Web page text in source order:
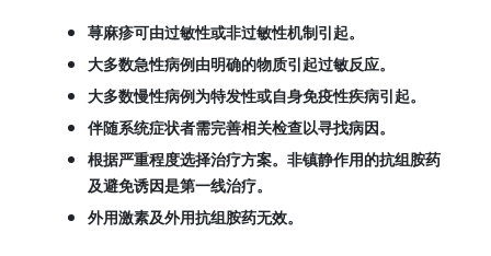
荨麻疹可由过敏性或非过敏性机制引起。
大多数急性病例由明确的物质引起过敏反应。
大多数慢性病例为特发性或自身免疫性疾病引起。
伴随系统症状者需完善相关检查以寻找病因。
根据严重程度选择治疗方案。非镇静作用的抗组胺药
及避免诱因是第一线治疗。
外用激素及外用抗组胺药无效。